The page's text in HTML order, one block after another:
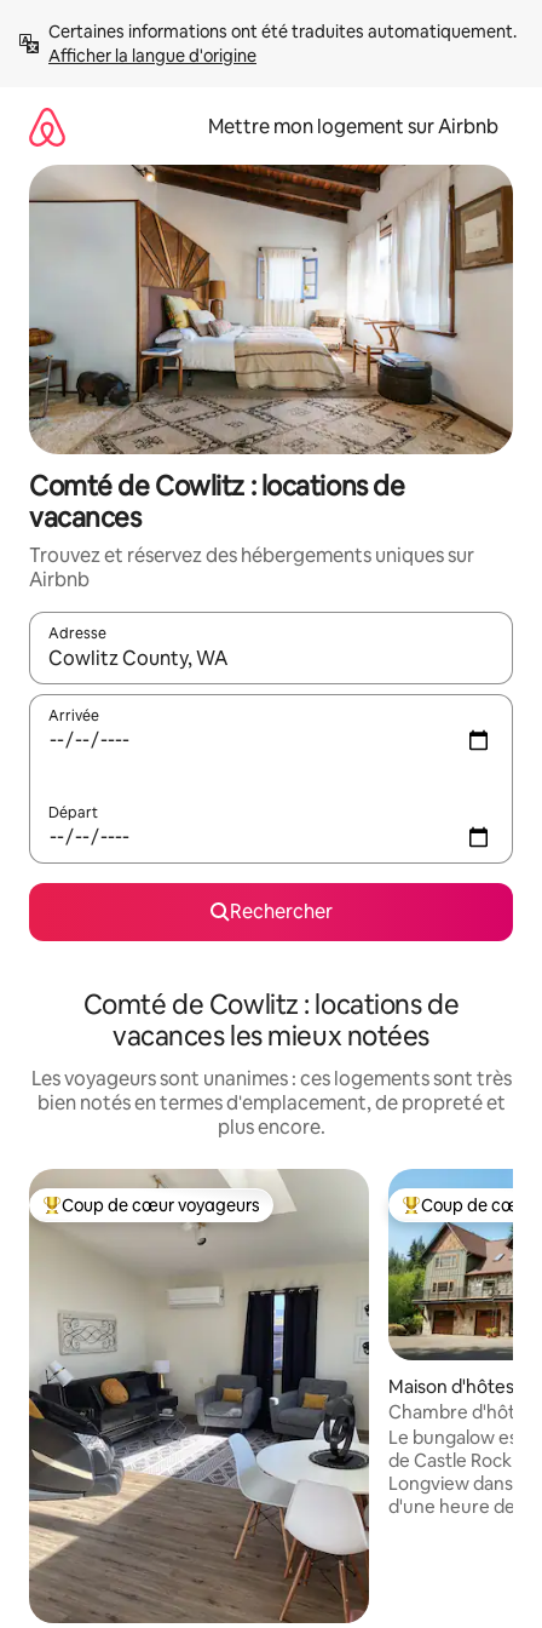
directement
Afficher la langue d'origine
Mettre mon logement sur Airbnb
Comté de Cowlitz : locations de
vacances
Trouvez et réservez des hébergements uniques sur
Airbnb
Adresse
Lorsque les résultats s'affichent, utilisez les flèches vers le
Arrivée
Départ
Rechercher
Comté de Cowlitz : locations de
vacances les mieux notées
Les voyageurs sont unanimes : ces logements sont très
bien notés en termes d'emplacement, de propreté et
plus encore.
Coups de cœur voyageurs les plus appréciés
Coup de cœur voyageurs Coups de cœur
Coup de cœur
Maison d'hôtes ⋅
k
Chambre d'hôtes
Bungalow
Le bungalow est à
de Castle Rock
Longview dans
d'une heure de la